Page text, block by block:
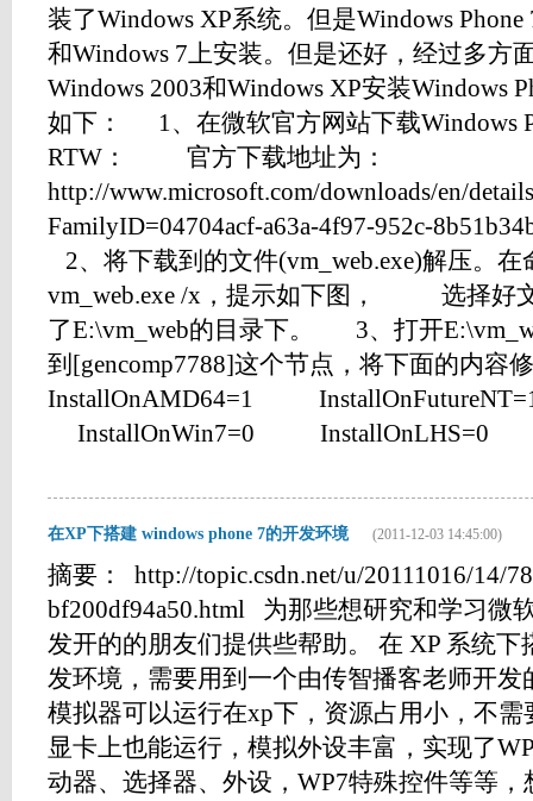
装了Windows XP系统。但是Windows
和Windows 7上安装。但是还好，经过多方
Windows 2003和Windows XP安装Windows
如下： 1、在微软官方网站下载Windows
RTW： 官方下载地址为：
http://www.microsoft.com/downloads/en/
FamilyID=04704acf-a63a-4f97-952c-
2、将下载到的文件(vm_web.exe)解压。
vm_web.exe /x，提示如下图， 选择好
了E:\vm_web的目录下。 3、打开
到[gencomp7788]这个节点，将下面的
InstallOnAMD64=1
InstallOnWin7=0 InstallOnLHS=0
在XP下搭建 windows phone 7的开发环境 (2011-12-03 14:45:00)
摘要： http://topic.csdn.net/u/20111016/14/
bf200df94a50.html 为那些想研究和学习微
发开的的朋友们提供些帮助。 在 XP 系统下
发环境，需要用到一个由传智播客老师开发
模拟器可以运行在xp下，资源占用小，不需
显卡上也能运行，模拟外设丰富，实现了
动器、选择器、外设，WP7特殊控件等等